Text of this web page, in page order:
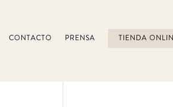
CONTACTO PRENSA TIENDA